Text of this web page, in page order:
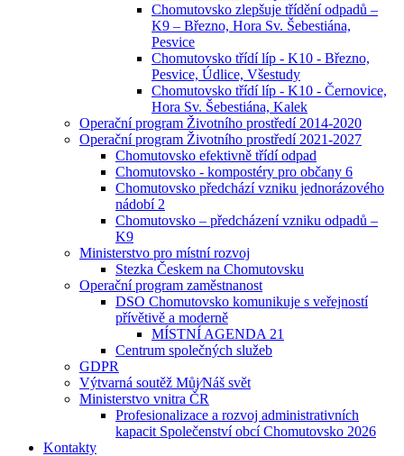
Chomutovsko zlepšuje třídění odpadů –
K9 – Březno, Hora Sv. Šebestiána,
Pesvice
Chomutovsko třídí líp - K10 - Březno,
Pesvice, Údlice, Všestudy
Chomutovsko třídí líp - K10 - Černovice,
Hora Sv. Šebestiána, Kalek
Operační program Životního prostředí 2014-2020
Operační program Životního prostředí 2021-2027
Chomutovsko efektivně třídí odpad
Chomutovsko - kompostéry pro občany 6
Chomutovsko předchází vzniku jednorázového
nádobí 2
Chomutovsko – předcházení vzniku odpadů –
K9
Ministerstvo pro místní rozvoj
Stezka Českem na Chomutovsku
Operační program zaměstnanost
DSO Chomutovsko komunikuje s veřejností
přívětivě a moderně
MÍSTNÍ AGENDA 21
Centrum společných služeb
GDPR
Výtvarná soutěž Můj⁄Náš svět
Ministerstvo vnitra ČR
Profesionalizace a rozvoj administrativních
kapacit Společenství obcí Chomutovsko 2026
Kontakty